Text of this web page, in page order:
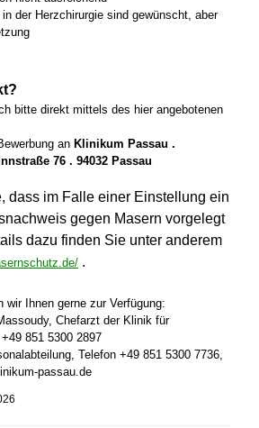
in der Herzchirurgie sind gewünscht, aber
bitte direkt mittels des hier angebotenen
an Klinikum Passau .
76 . 94032 Passau
dass im Falle einer Einstellung ein
gegen Masern vorgelegt
dazu finden Sie unter anderem
.
wir Ihnen gerne zur Verfügung:
Chefarzt der Klinik für
851 5300 2897
Telefon +49 851 5300 7736,
passau.de